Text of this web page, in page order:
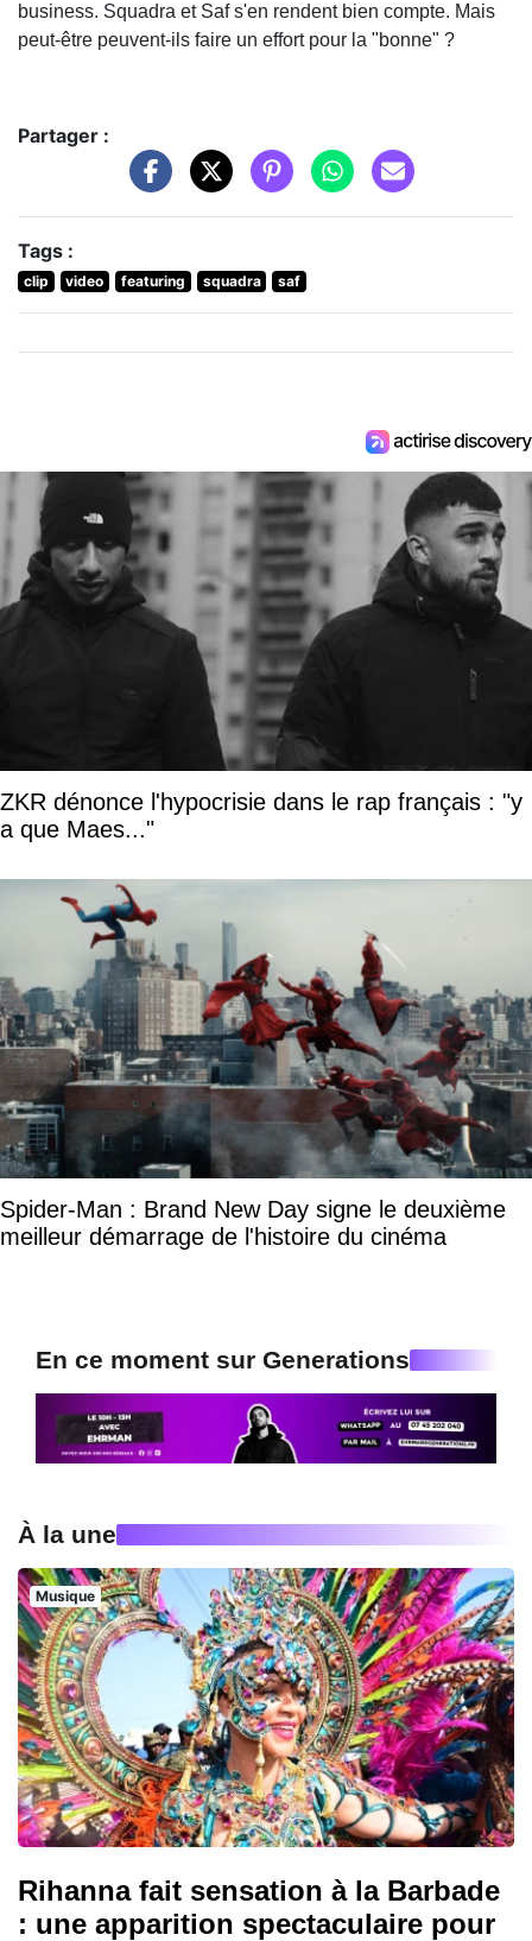
business. Squadra et Saf s'en rendent bien compte. Mais
peut-être peuvent-ils faire un effort pour la "bonne" ?
Partager :
Tags :
clip video featuring squadra saf
ZKR dénonce l'hypocrisie dans le rap français : "y
a que Maes..."
Spider-Man : Brand New Day signe le deuxième
meilleur démarrage de l'histoire du cinéma
En ce moment sur Generations
À la une
Musique
Rihanna fait sensation à la Barbade
: une apparition spectaculaire pour